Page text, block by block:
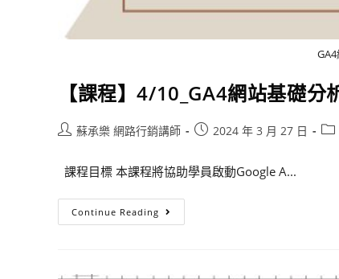
【課程】4/10_GA4網站基礎
蘇承樂 網路行銷講師 2024 年 3 月 27 日
課程目標 本課程將協助學員啟動Google A...
Continue Reading